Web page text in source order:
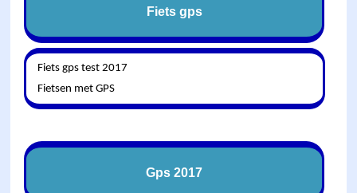
Fiets gps
Fiets gps test 2017
Fietsen met GPS
Gps 2017